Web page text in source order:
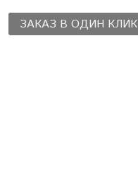
ЗАКАЗ В ОДИН КЛИК